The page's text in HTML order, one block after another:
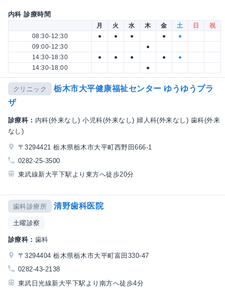
内科 診療時間
月 火 水 木 金 土 日
祝
08:30-12:30
● ● ● ●
●
09:00-12:30
●
14:30-18:30
● ● ● ●
●
14:30-18:00
●
クリニック
栃木市大平健康福祉センター ゆうゆうプラ
ザ
診療科： 内科(外来なし) 小児科(外来なし) 婦人科(外来なし) 歯科(外来
なし)
〒3294421 栃木県栃木市大平町西野田666-1
0282-25-3500
東武線新大平下駅より東方へ徒歩20分
歯科診療所 清野歯科医院
土曜診察
診療科： 歯科
〒3294404 栃木県栃木市大平町富田330-47
0282-43-2138
東武日光線新大平下駅より南方へ徒歩4分